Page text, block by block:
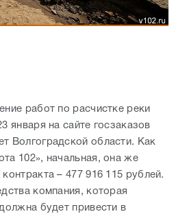
работ по расчистке реки
января на сайте госзаказов
Волгоградской области. Как
102», начальная, она же
контракта –477 916 115 рублей.
компания, которая
будет привести в